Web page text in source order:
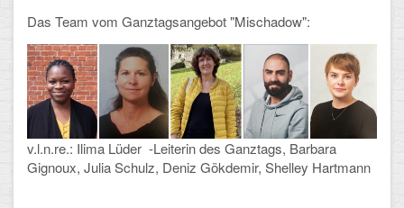
SCHULLEBEN
Kollegium
Schulleitung
Schülervertretung
Gesamtelternvertretung
Das Team vom Ganztagsangebot "Mischadow":
v.l.n.re.: Ilima Lüder -Leiterin des Ganztags, Barbara
Gignoux, Julia Schulz, Deniz Gökdemir, Shelley Hartmann